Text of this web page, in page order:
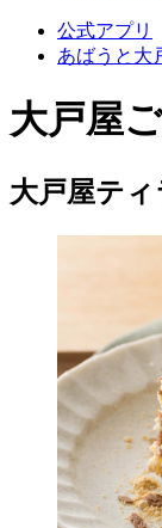
公式アプリ
あばうと大
大戸屋
大戸屋テ